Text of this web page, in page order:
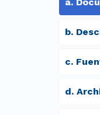
b.
c.
d.